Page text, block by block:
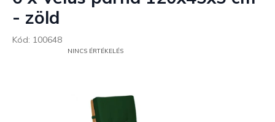
- zöld
Kód: 100648
NINCS ÉRTÉKELÉS